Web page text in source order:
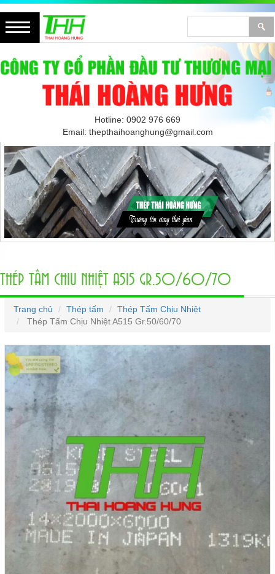
Hotline: 0902 976 669
Email: thepthaihoanghung@gmail.com
THÉP TẤM CHỊU NHIỆT A515 GR.50/60/70
Trang chủ Thép tấm
Thép Tấm Chịu Nhiệt
Thép Tấm Chịu Nhiệt A515 Gr.50/60/70